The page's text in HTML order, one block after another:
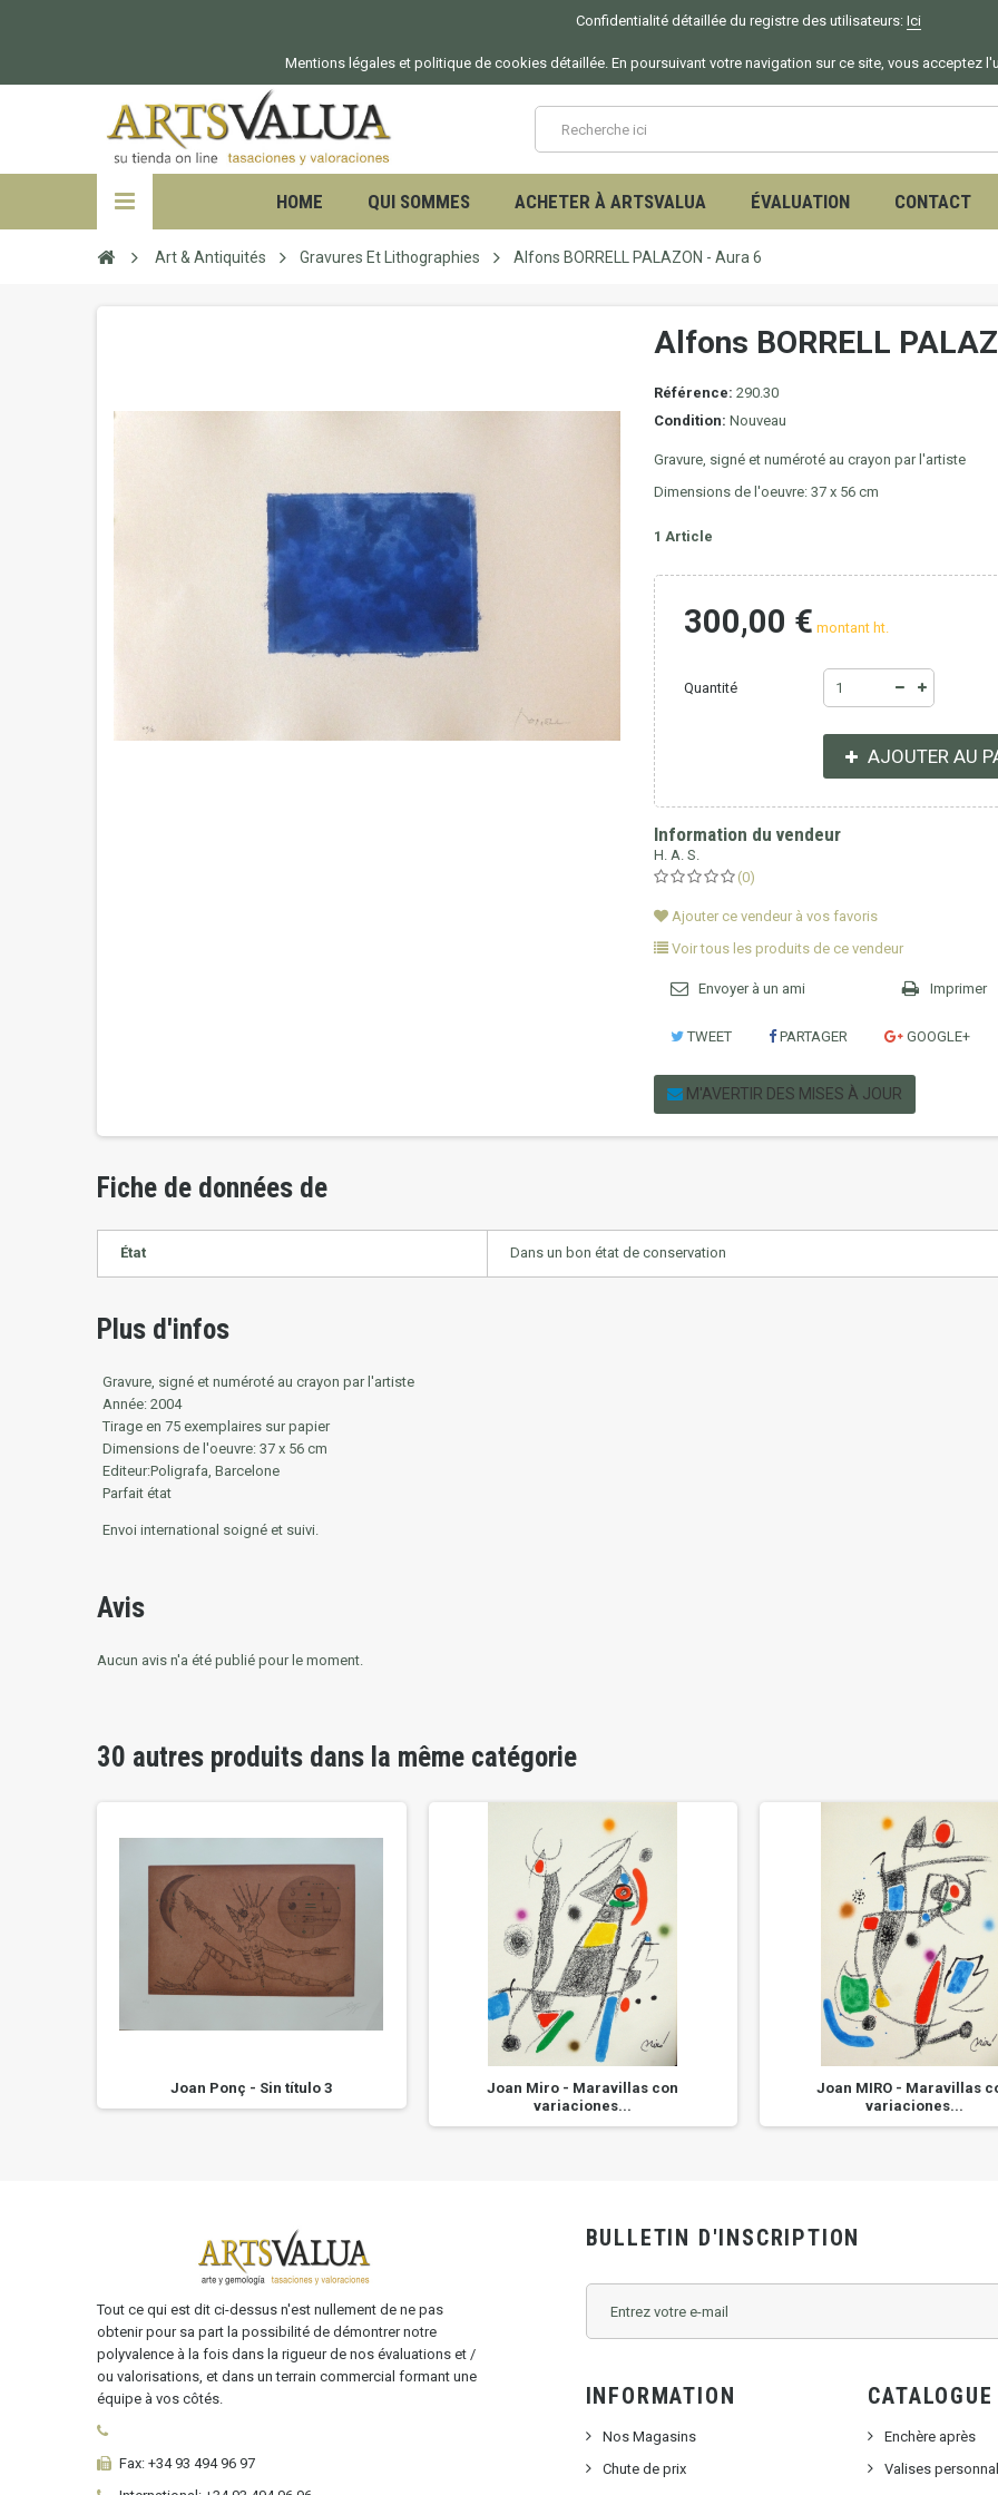
Confidentialité détaillée du registre des utilisateurs: Ici
Mentions légales et politique de cookies détaillée. En poursuivant votre navigation sur ce site, vous acceptez
HOME QUI SOMMES ACHETER À ARTSVALUA ÉVALUATION CONTACT
Art & Antiquités Gravures Et Lithographies Alfons BORRELL PALAZON - Aura 6
Alfons BORRELL
Référence: 290.30
Condition: Nouveau
Gravure, signé et numéroté au crayon par l'artiste
Dimensions de l'oeuvre: 37 x 56 cm
1 Article
300,00 € montant ht.
Quantité
AJOUTER AU
Information du vendeur
H. A. S.
(0)
Ajouter ce vendeur à vos favoris
Voir tous les produits de ce vendeur
Envoyer à un ami Imprimer
TWEET PARTAGER GOOGLE+
M'AVERTIR DES MISES À JOUR
Fiche de données de
État Dans un bon état de conservation
Plus d'infos
Gravure, signé et numéroté au crayon par l'artiste
Année: 2004
Tirage en 75 exemplaires sur papier
Dimensions de l'oeuvre: 37 x 56 cm
Editeur:Poligrafa, Barcelone
Parfait état
Envoi international soigné et suivi.
Avis
Aucun avis n'a été publié pour le moment.
30 autres produits dans la même catégorie
Joan Ponç - Sin título 3
Joan Miro - Maravillas con
variaciones...
Joan MIRO - Maravillas
variaciones...
Tout ce qui est dit ci-dessus n'est nullement de ne pas
obtenir pour sa part la possibilité de démontrer notre
polyvalence à la fois dans la rigueur de nos évaluations et /
ou valorisations, et dans un terrain commercial formant une
équipe à vos côtés.
Fax: +34 93 494 96 97
BULLETIN D'INSCRIPTION
INFORMATION
Nos Magasins
Chute de prix
CATALOGUE
Enchère après
Valises